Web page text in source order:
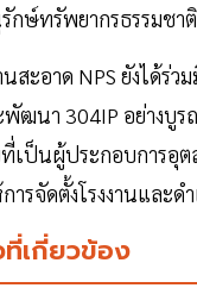
ษ์ทรัพยากรธรรมชา
สะอาด NPS ยังได้
ฒนา 304IP อย่างบู
ป็นผู้ประกอบการอุต
ารจัดตั้งโรงงานและ
ที่เกี่ยวข้อง